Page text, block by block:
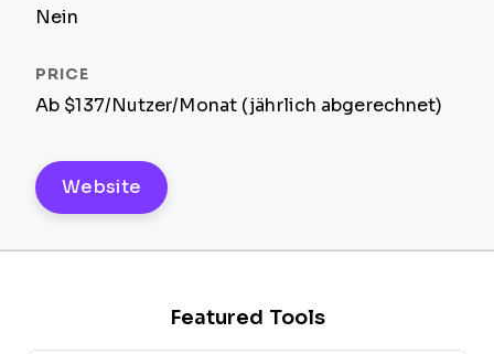
Nein
Ab $137/Nutzer/Monat (jährlich abgerechnet)
Website
Featured Tools